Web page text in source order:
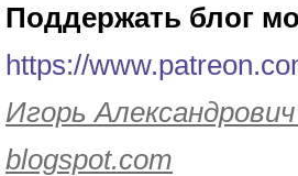
Поддержать блог
https://
Игорь
blogspot.com